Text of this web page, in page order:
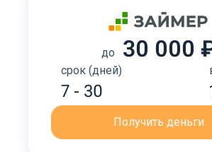
до 30 000
срок (дней)
7 - 30
Получить деньги